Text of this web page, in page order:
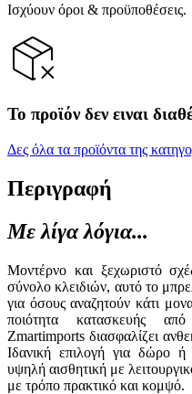
Ισχύουν όροι & προϋποθέσεις.
Το προϊόν δεν ειναι
Δες όλα τα προϊόντα της
Περιγραφή
Με λίγα λόγια...
Μοντέρνο και ξεχωριστό
σύνολο κλειδιών, αυτό το
για όσους αναζητούν κάτι
ποιότητα κατασκευής
Zmartimports διασφαλίζει
Ιδανική επιλογή για δώρο
υψηλή αισθητική με
με τρόπο πρακτικό και κομψό.